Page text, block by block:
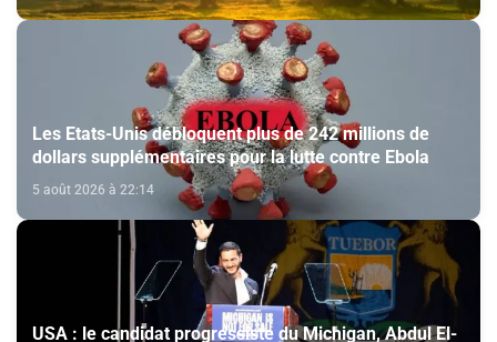
Les Etats-Unis débloquent plus de 242 millions de
dollars supplémentaires pour la lutte contre Ebola
5 août 2026 à 22:14
USA : le candidat progressiste du Michigan, Abdul El-